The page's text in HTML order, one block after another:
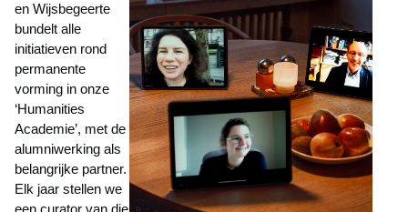
en Wijsbegeerte
bundelt alle
initiatieven rond
permanente
vorming in onze
‘Humanities
Academie’, met de
alumniwerking als
belangrijke partner.
Elk jaar stellen we
een curator van die